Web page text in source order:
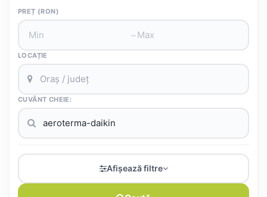
PREȚ (RON)
–
LOCAȚIE
CUVÂNT CHEIE:
Afișează filtre